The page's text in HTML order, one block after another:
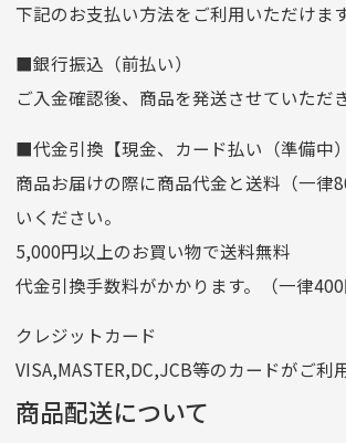
[…]
支店名
和歌山支店
口座種別
普通
口座番号
0255557
口座名義
株式会社一条
ゆうちょ銀行
ゆうちょ間
記号
14710
他銀行から
店名
四七八（読みヨンナナハチ
店番
478
下記のお支払い方法をご利用いただけます
■銀行振込（前払い）
ご入金確認後、商品を発送させていただき
■代金引換【現金、カード払い（準備中）
商品お届けの際に商品代金と送料（一律
いください。
5,000円以上のお買い物で送料無料
代金引換手数料がかかります。（一律400
クレジットカード
VISA,MASTER,DC,JCB等のカードがご利
商品配送について